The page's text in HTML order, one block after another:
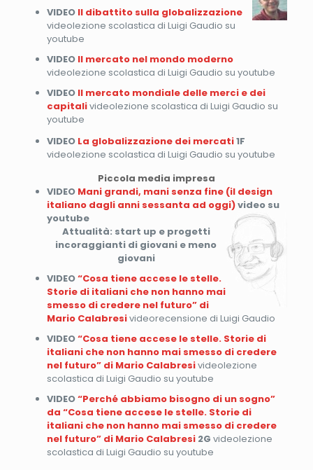
VIDEO Il dibattito sulla globalizzazione
videolezione scolastica di Luigi Gaudio su
youtube
VIDEO Il mercato nel mondo moderno
videolezione scolastica di Luigi Gaudio su youtube
VIDEO Il mercato mondiale delle merci e dei
capitalivideolezione scolastica di Luigi Gaudio su
youtube
VIDEO La globalizzazione dei mercati1F
videolezione scolastica di Luigi Gaudio su youtube
Piccola media impresa
VIDEO Mani grandi, mani senza fine (il design
italiano dagli anni sessanta ad oggi)video su
youtube
Attualità: start up e progetti
incoraggianti di giovani e meno
giovani
VIDEO“Cosa tiene accese le stelle.
Storie di italiani che non hanno mai
smesso di credere nel futuro” di
Mario Calabresivideorecensione di Luigi Gaudio
VIDEO“Cosa tiene accese le stelle. Storie di
italiani che non hanno mai smesso di credere
nel futuro” di Mario Calabresivideolezione
scolastica di Luigi Gaudio su youtube
VIDEO“Perché abbiamo bisogno di un sogno”
da “Cosa tiene accese le stelle. Storie di
italiani che non hanno mai smesso di credere
nel futuro” di Mario Calabresi2G videolezione
scolastica di Luigi Gaudio su youtube